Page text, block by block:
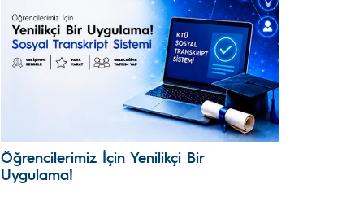
Öğrencilerimiz İçin Yenilikçi Bir
Uygulama!